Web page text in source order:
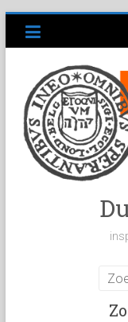
naar
inhoud